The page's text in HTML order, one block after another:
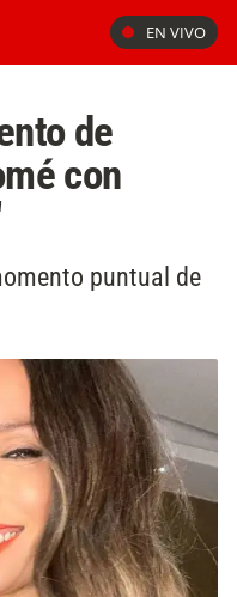
EN VIVO
de
con
puntual de